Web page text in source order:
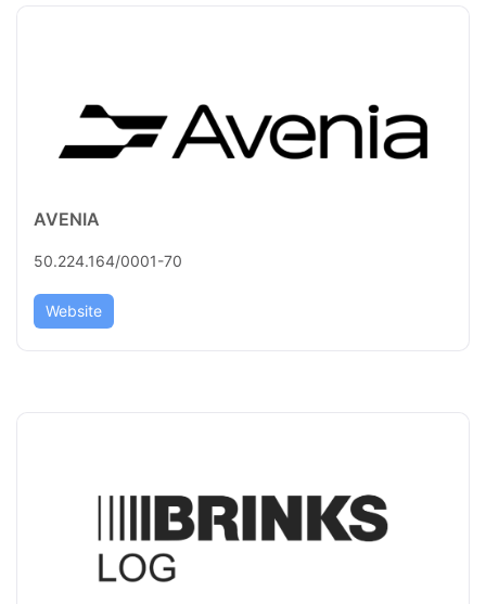
AVENIA
50.224.164/0001-70
Website